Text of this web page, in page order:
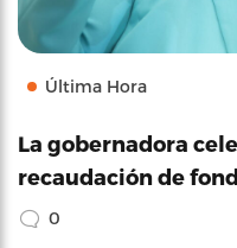
Última Hora
La gobernadora
recaudación de
0